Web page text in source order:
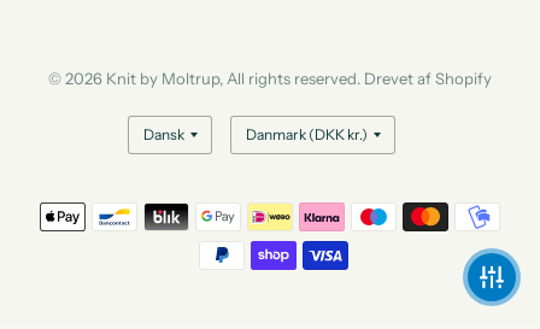
© 2026 Knit by Moltrup, All rights reserved. Drevet af Shopify
Opdater land/områdeOpdater land/område